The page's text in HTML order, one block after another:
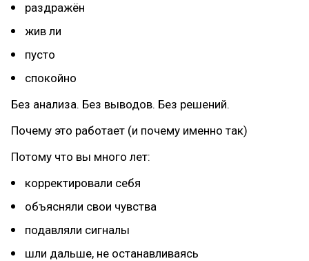
раздражён
жив ли
пусто
спокойно
Без анализа. Без выводов. Без решений.
Почему это работает (и почему именно так)
Потому что вы много лет:
корректировали себя
объясняли свои чувства
подавляли сигналы
шли дальше, не останавливаясь